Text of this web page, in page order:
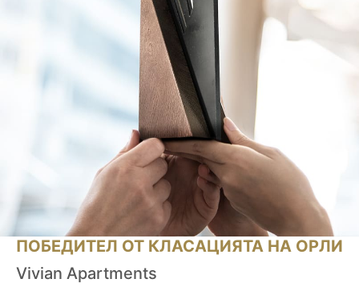
ПОБЕДИТЕЛ ОТ КЛАСАЦИЯТА НА ОРЛИ
Vivian Apartments